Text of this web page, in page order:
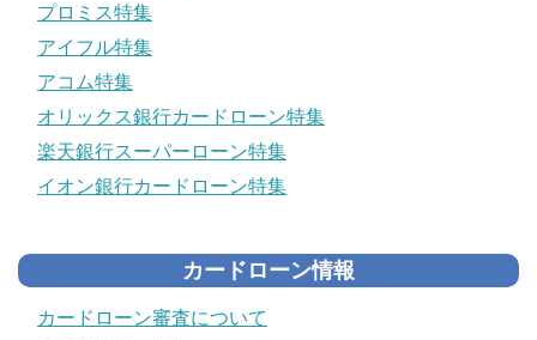
プロミス特集
アイフル特集
アコム特集
オリックス銀行カードローン特集
楽天銀行スーパーローン特集
イオン銀行カードローン特集
カードローン情報
カードローン審査について